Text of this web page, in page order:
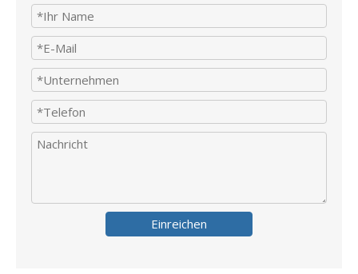
Einreichen